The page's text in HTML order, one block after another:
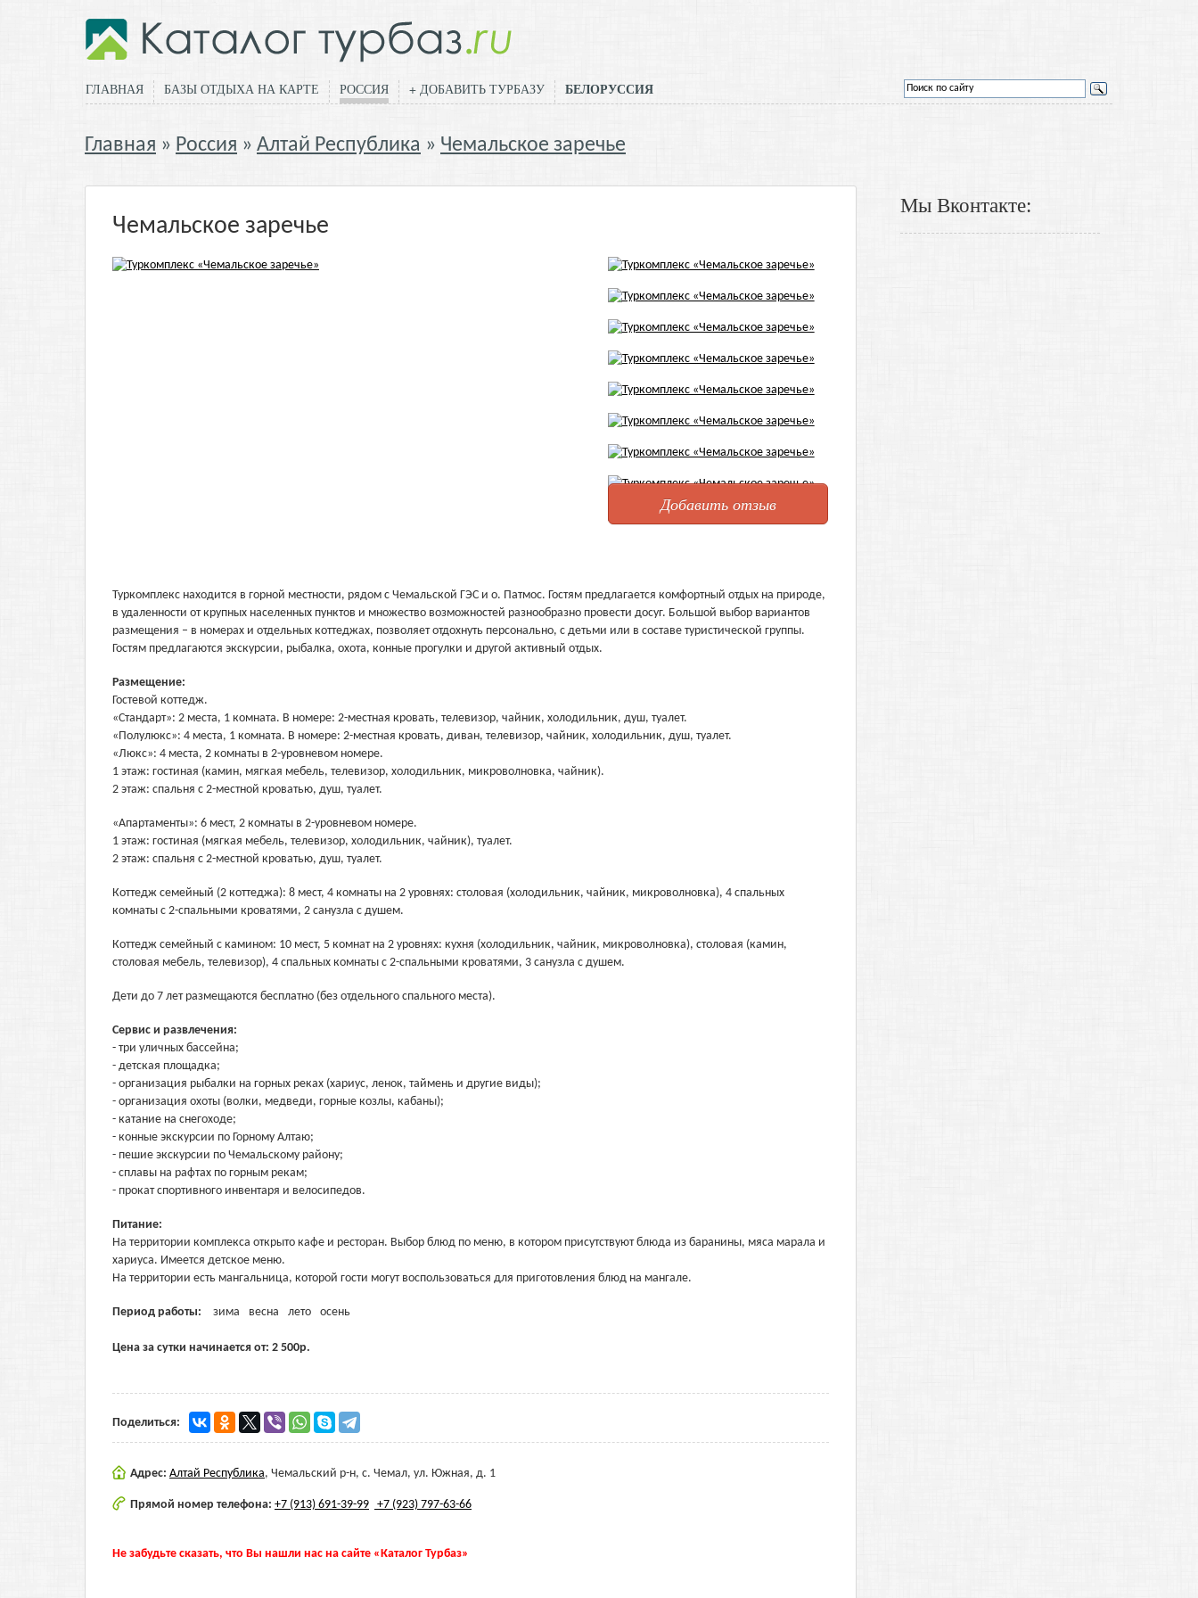
ГЛАВНАЯ БАЗЫ ОТДЫХА НА КАРТЕ РОССИЯ + ДОБАВИТЬ ТУРБАЗУ БЕЛОРУССИЯ
Главная Россия Алтай Республика Чемальское заречье
Чемальское заречье
Добавить отзыв
Туркомплекс находится в горной местности, рядом с Чемальской ГЭС и о. Патмос. Гостям предлагается комфортный отдых на природе,
в удаленности от крупных населенных пунктов и множество возможностей разнообразно провести досуг. Большой выбор вариантов
размещения – в номерах и отдельных коттеджах, позволяет отдохнуть персонально, с детьми или в составе туристической группы.
Гостям предлагаются экскурсии, рыбалка, охота, конные прогулки и другой активный отдых.
Размещение:
Гостевой коттедж.
«Стандарт»: 2 места, 1 комната. В номере: 2-местная кровать, телевизор, чайник, холодильник, душ, туалет.
«Полулюкс»: 4 места, 1 комната. В номере: 2-местная кровать, диван, телевизор, чайник, холодильник, душ, туалет.
«Люкс»: 4 места, 2 комнаты в 2-уровневом номере.
1 этаж: гостиная (камин, мягкая мебель, телевизор, холодильник, микроволновка, чайник).
2 этаж: спальня с 2-местной кроватью, душ, туалет.
«Апартаменты»: 6 мест, 2 комнаты в 2-уровневом номере.
1 этаж: гостиная (мягкая мебель, телевизор, холодильник, чайник), туалет.
2 этаж: спальня с 2-местной кроватью, душ, туалет.
Коттедж семейный (2 коттеджа): 8 мест, 4 комнаты на 2 уровнях: столовая (холодильник, чайник, микроволновка), 4 спальных
комнаты с 2-спальными кроватями, 2 санузла с душем.
Коттедж семейный с камином: 10 мест, 5 комнат на 2 уровнях: кухня (холодильник, чайник, микроволновка), столовая (камин,
столовая мебель, телевизор), 4 спальных комнаты с 2-спальными кроватями, 3 санузла с душем.
Дети до 7 лет размещаются бесплатно (без отдельного спального места).
Сервис и развлечения:
- три уличных бассейна;
- детская площадка;
- организация рыбалки на горных реках (хариус, ленок, таймень и другие виды);
- организация охоты (волки, медведи, горные козлы, кабаны);
- катание на снегоходе;
- конные экскурсии по Горному Алтаю;
- пешие экскурсии по Чемальскому району;
- сплавы на рафтах по горным рекам;
- прокат спортивного инвентаря и велосипедов.
Питание:
На территории комплекса открыто кафе и ресторан. Выбор блюд по меню, в котором присутствуют блюда из баранины, мяса марала и
хариуса. Имеется детское меню.
На территории есть мангальница, которой гости могут воспользоваться для приготовления блюд на мангале.
Период работы: зима весна лето осень
Цена за сутки начинается от: 2 500р.
Поделиться:
Адрес: Алтай Республика, Чемальский р-н, c. Чемал, ул. Южная, д. 1
Прямой номер телефона: +7 (913) 691-39-99 +7 (923) 797-63-66
Не забудьте сказать, что Вы нашли нас на сайте «Каталог Турбаз»
Мы Вконтакте: